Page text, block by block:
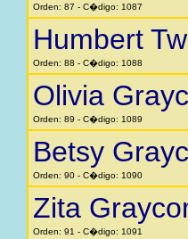
Orden: 87 - C�digo: 1087
Humbert
Orden: 88 - C�digo: 1088
Olivia
Orden: 89 - C�digo: 1089
Betsy
Orden: 90 - C�digo: 1090
Zita
Orden: 91 - C�digo: 1091